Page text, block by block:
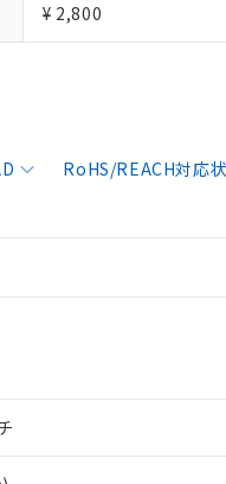
¥ 2,800
RoHS/REACH対応